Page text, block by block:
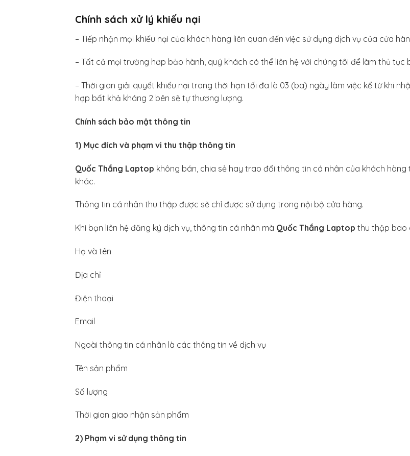
Chính sách xử lý khiếu nại
– Tiếp nhận mọi khiếu nại của khách hàng liên quan đến việc sử dụng dịch vụ của cửa
– Tất cả mọi trường hơp bảo hành, quý khách có thể liên hệ với chúng tôi để làm thủ tục
– Thời gian giải quyết khiếu nại trong thời hạn tối đa là 03 (ba) ngày làm việc kể từ khi
hợp bất khả kháng 2 bên sẽ tự thương lượng.
Chính sách bảo mật thông tin
1) Mục đích và phạm vi thu thập thông tin
Quốc Thắng Laptop không bán, chia sẻ hay trao đổi thông tin cá nhân của khách
khác.
Thông tin cá nhân thu thập được sẽ chỉ được sử dụng trong nội bộ cửa hàng.
Khi bạn liên hệ đăng ký dịch vụ, thông tin cá nhân mà Quốc Thắng Laptop thu thập bao
Họ và tên
Địa chỉ
Điện thoại
Email
Ngoài thông tin cá nhân là các thông tin về dịch vụ
Tên sản phẩm
Số lượng
Thời gian giao nhận sản phẩm
2) Phạm vi sử dụng thông tin